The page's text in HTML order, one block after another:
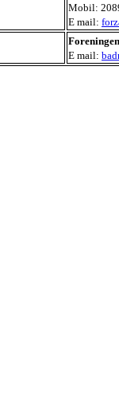
Mobil:
E mail:
E mail: